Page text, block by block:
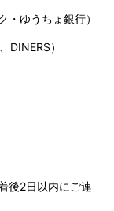
ゆうちょ銀行）
）
後2日以内にご連